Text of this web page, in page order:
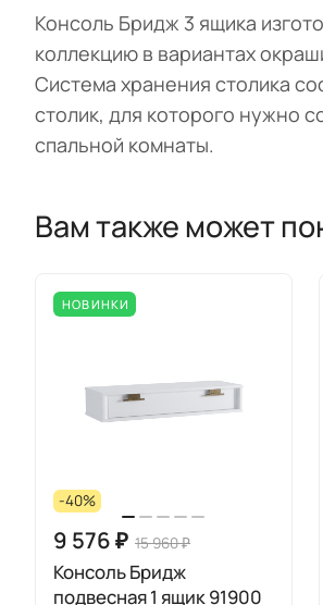
Консоль Бридж 3 ящика
коллекцию в вариантах
Система хранения столика
столик, для которого нужно
спальной комнаты.
Вам также может
НОВИНКИ
-40%
9 576 ₽ 15 960 ₽
Консоль Бридж
подвесная 1 ящик 91900